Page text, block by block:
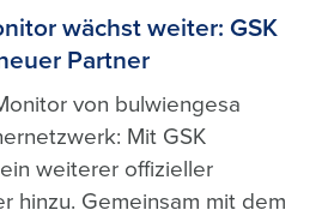
wächst weiter: GSK
Partner
von bulwiengesa
Mit GSK
weiterer offizieller
hinzu. Gemeinsam mit dem